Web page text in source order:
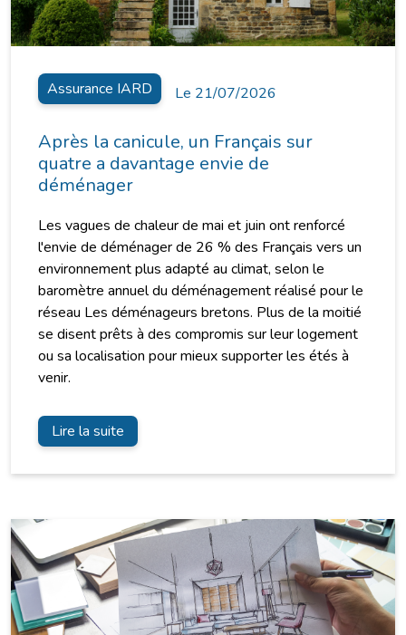
Assurance IARD Le 21/07/2026
Après la canicule, un Français sur
quatre a davantage envie de
déménager
Les vagues de chaleur de mai et juin ont renforcé
l'envie de déménager de 26 % des Français vers un
environnement plus adapté au climat, selon le
baromètre annuel du déménagement réalisé pour le
réseau Les déménageurs bretons. Plus de la moitié
se disent prêts à des compromis sur leur logement
ou sa localisation pour mieux supporter les étés à
venir.
Lire la suite